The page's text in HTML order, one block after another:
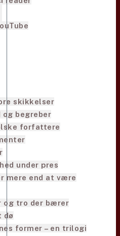
skikkelser
og begreber
forfattere
under pres
mere end at være
og tro der bærer
dø
former – en trilogi